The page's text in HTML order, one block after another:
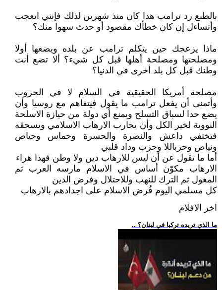
بالطبع رد ترامب هذا كان منذ شهرين لذلك فإنني اتعجب
وأتساءل إن كان خطأك مقصود أو حدث سهوا منك؟
ماذا يزعجك حين يتكلم ترامب عن بلده ويضعها أولا
ومصلحتها ومصلحة أهلها قبل كل شيء؟ ألا تضع أنت
وطنك قبل كل بلد أخرى في الدنيا؟
مصلحة أمريكا الحقيقية في السلام لا في الحروب
وأتمنى أن يفعل ترامب ما يقول فيتفاهم مع روسيا وأن
يضع حدا لسباق التسلح ويمنع أي دولة من حيازة الاسلحة
النووية لخير الكل وأن يحارب الارهاب الاسلامي ويسحقه
فتختفي داعش والنصرة والحسرة وحماس وحياص
ونياص وحزباللا وحزب وداد قلبي
أما ما تقول عن أن ليس للارهاب دين ولا وطن فهذا هراء
الارهاب مكوّن أساس في الاسلام مارسه العرب ثم
المغول ثم الترك للنهب وللاحتلال وفرض الدين
كل مسلمي اليوم فُرض الاسلام على اجدادهم بالارهاب
اخر الافلام
.. ما الذي تريده تركيا في لبنان؟